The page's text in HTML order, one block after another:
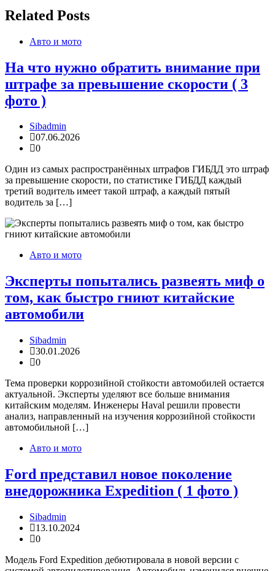
Related Posts
Авто и мото
На что нужно обратить внимание при
штрафе за превышение скорости ( 3
фото )
Sibadmin
07.06.2026
0
Один из самых распространённых штрафов ГИБДД это штраф
за превышение скорости, по статистике ГИБДД каждый
третий водитель имеет такой штраф, а каждый пятый
водитель за […]
Авто и мото
Эксперты попытались развеять миф о
том, как быстро гниют китайские
автомобили
Sibadmin
30.01.2026
0
Тема проверки коррозийной стойкости автомобилей остается
актуальной. Эксперты уделяют все больше внимания
китайским моделям. Инженеры Haval решили провести
анализ, направленный на изучения коррозийной стойкости
автомобильной […]
Авто и мото
Ford представил новое поколение
внедорожника Expedition ( 1 фото )
Sibadmin
13.10.2024
0
Модель Ford Expedition дебютировала в новой версии с